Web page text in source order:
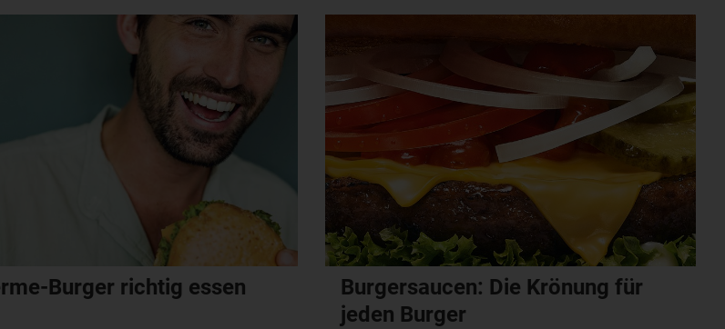
Burger richtig essen
Burgersaucen: Die Krönung für
jeden Burger